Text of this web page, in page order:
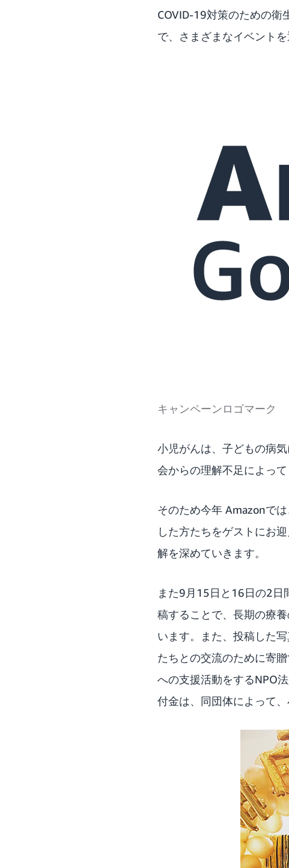
COVID-19対策のための衛
で、さまざまなイベント
キャンペーンロゴマーク
小児がんは、子どもの病
会からの理解不足によっ
そのため今年 Amazonで
した方たちをゲストにお
解を深めていきます。
また9月15日と16日の2日
稿することで、長期の療
います。また、投稿した
たちとの交流のために寄
への支援活動をするNPO
付金は、同団体によって